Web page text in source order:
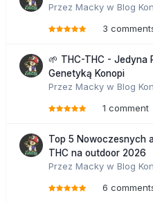
Przez Macky w Blog
3
🌱 THC-THC - Jedyna
Genetyką Konopi
Przez Macky w Blog
1 comment
Top 5 Nowoczesnych
THC na outdoor 2026
Przez Macky w Blog
6